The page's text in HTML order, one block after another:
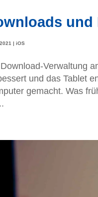
und
| iOS
Verwaltung
und das Tablet
gemacht. Was